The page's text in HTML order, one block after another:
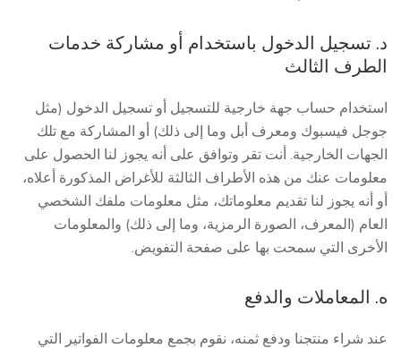
د. تسجيل الدخول باستخدام أو مشاركة خدمات
الطرف الثالث
استخدام حساب جهة خارجية للتسجيل أو تسجيل الدخول (مثل
جوجل فيسبوك ومعرف أبل وما إلى ذلك) أو المشاركة مع تلك
الجهات الخارجية. أنت تقر وتوافق على أنه يجوز لنا الحصول على
معلومات عنك من هذه الأطراف الثالثة للأغراض المذكورة أعلاه،
أو أنه يجوز لنا تقديم معلوماتك، مثل معلومات ملفك الشخصي
العام (المعرف، الصورة الرمزية، وما إلى ذلك) والمعلومات
الأخرى التي سمحت بها على صفحة التفويض.
ه. المعاملات والدفع
عند شراء منتجنا ودفع ثمنه، نقوم بجمع معلومات الفواتير التي